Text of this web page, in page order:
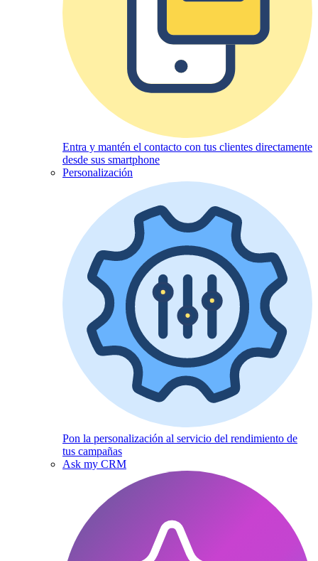
Entra y mantén el contacto con tus clientes directamente
desde sus smartphone
Personalización
Pon la personalización al servicio del rendimiento de
tus campañas
Ask my CRM